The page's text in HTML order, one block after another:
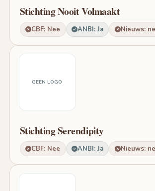
Stichting Nooit Volmaakt
CBF: Nee ANBI: Ja Nieuws:
GEEN LOGO
Stichting Serendipity
CBF: Nee ANBI: Ja Nieuws: